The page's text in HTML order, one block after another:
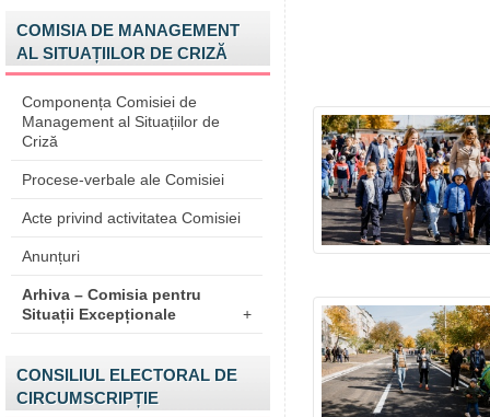
COMISIA DE MANAGEMENT
AL SITUAȚIILOR DE CRIZĂ
Componența Comisiei de
Management al Situațiilor de
Criză
Procese-verbale ale Comisiei
Acte privind activitatea Comisiei
Anunțuri
Arhiva – Comisia pentru
Situații Excepționale
+
CONSILIUL ELECTORAL DE
CIRCUMSCRIPȚIE